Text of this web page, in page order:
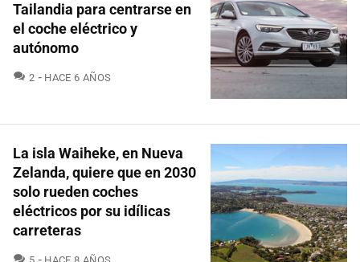
Tailandia para centrarse en
el coche eléctrico y
autónomo
2 COMENTARIOS
HACE 6 AÑOS
La isla Waiheke, en Nueva
Zelanda, quiere que en 2030
solo rueden coches
eléctricos por su idílicas
carreteras
COMENTARIOS